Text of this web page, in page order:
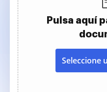
Pulsa aquí
Seleccione